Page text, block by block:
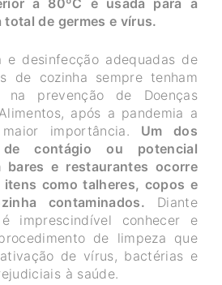
de germes e vírus.
e desinfecção adequadas de
de cozinha sempre tenham
na prevenção de Doenças
após a pandemia a
importância. Um dos
contágio ou potencial
bares e restaurantes ocorre
como talheres, copos e
contaminados. Diante
imprescindível conhecer e
de limpeza que
de vírus, bactérias e
à saúde.